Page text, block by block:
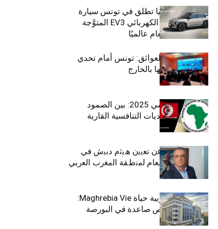
سيتي كارز – كيا تطلق في تونس سيارة
الـدفع الرباعي الكهربائي EV3 المتوَّجة
بلقب سيارة العام عالميًا
بين الطموح والعوائق: تونس أمام تحدي
استعادة كفاءاتها بالخارج
الاقتصاد التونسي 2025: بين الصمود
الاجتماعي وتحديات التنافسية القارية
ﺗﯾﺗرا ﺑﺎك ﺗﻌﻠن ﻋن ﺗﻌﯾﯾن ھﯾﺛم دﺑﯾش ﻓﻲ
ﻣﻧﺻب اﻟﻣدﯾر اﻟﻌﺎم ﻟﻣﻧطﻘﺔ اﻟﻣﻐرب اﻟﻌرﺑﻲ
وﻏرب أﻓرﯾﻘﯾﺎ
التأمينات المغربية حياة Maghrebia Vie:
فاعل رائد بفرص صاعدة في البورصة
(+34.8%)